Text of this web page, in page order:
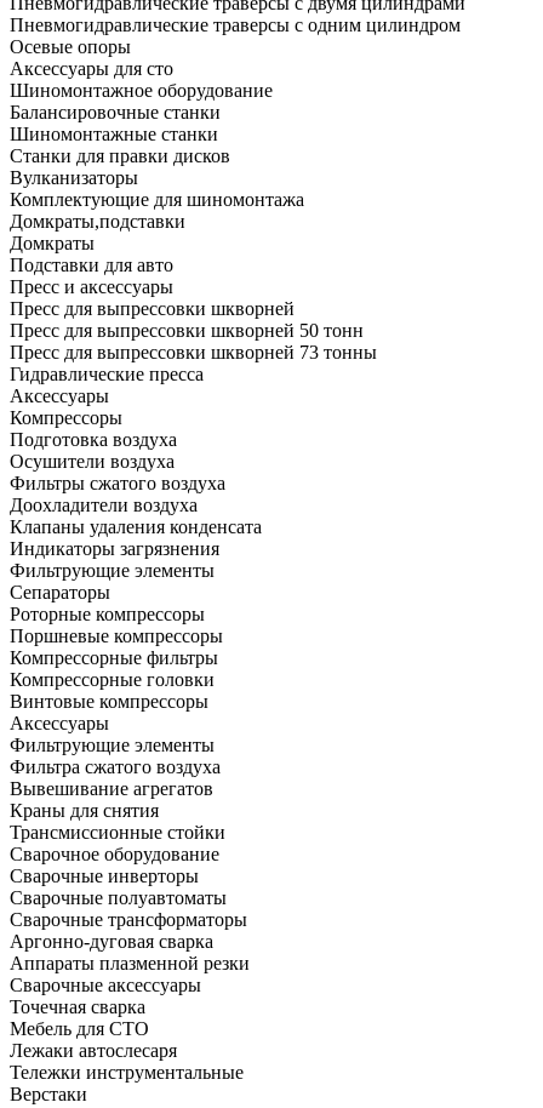
Пневмогидравлические траверсы с одним цилиндром
Осевые опоры
Аксессуары для сто
Шиномонтажное оборудование
Балансировочные станки
Шиномонтажные станки
Станки для правки дисков
Вулканизаторы
Комплектующие для шиномонтажа
Домкраты,подставки
Домкраты
Подставки для авто
Пресс и аксессуары
Пресс для выпрессовки шкворней
Пресс для выпрессовки шкворней 50 тонн
Пресс для выпрессовки шкворней 73 тонны
Гидравлические пресса
Аксессуары
Компрессоры
Подготовка воздуха
Осушители воздуха
Фильтры сжатого воздуха
Доохладители воздуха
Клапаны удаления конденсата
Индикаторы загрязнения
Фильтрующие элементы
Сепараторы
Роторные компрессоры
Поршневые компрессоры
Компрессорные фильтры
Компрессорные головки
Винтовые компрессоры
Аксессуары
Фильтрующие элементы
Фильтра сжатого воздуха
Вывешивание агрегатов
Краны для снятия
Трансмиссионные стойки
Сварочное оборудование
Сварочные инверторы
Сварочные полуавтоматы
Сварочные трансформаторы
Аргонно-дуговая сварка
Аппараты плазменной резки
Сварочные аксессуары
Точечная сварка
Мебель для СТО
Лежаки автослесаря
Тележки инструментальные
Верстаки